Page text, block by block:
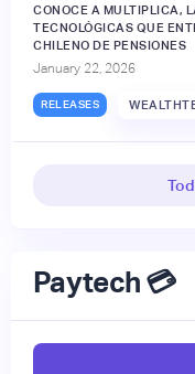
CONOCE A MULTIPLICA,
TECNOLÓGICAS QUE
CHILENO DE PENSIONES
January 22, 2026
RELEASES
Paytech 💳